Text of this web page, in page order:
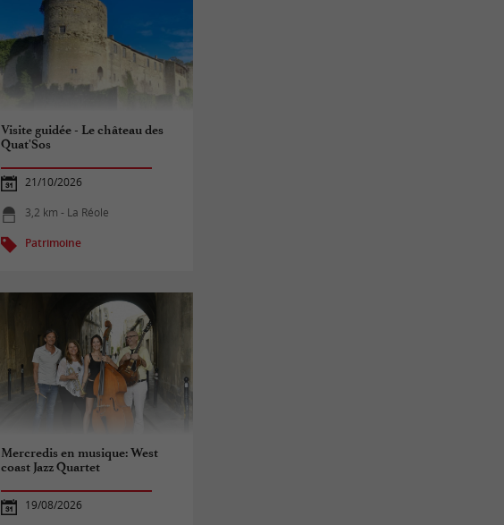
Visite guidée - Le château des
Quat'Sos
21/10/2026
3,2 km - La Réole
Patrimoine
Mercredis en musique: West
coast Jazz Quartet
19/08/2026